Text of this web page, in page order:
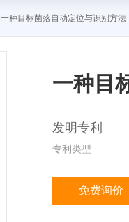
一种目标菌落自动定位与识别方法
一种目
发明专利
专利类型
免费询价